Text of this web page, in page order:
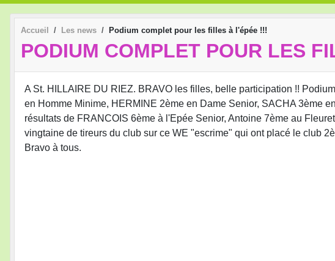
Accueil Les news Podium complet pour les filles à l'épée !!!
PODIUM COMPLET POUR LES
A St. HILLAIRE DU RIEZ. BRAVO les filles, belle participation !!
en Homme Minime, HERMINE 2ème en Dame Senior, SACHA 3ème
résultats de FRANCOIS 6ème à l'Epée Senior, Antoine 7ème au
vingtaine de tireurs du club sur ce WE "escrime" qui ont placé le club
Bravo à tous.